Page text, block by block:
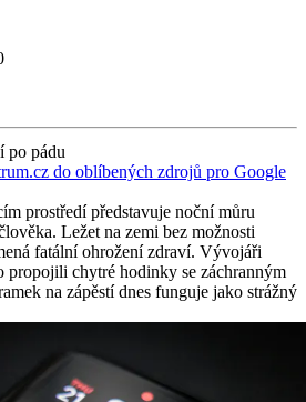
po pádu
do oblíbených zdrojů pro Google
prostředí představuje noční můru
Ležet na zemi bez možnosti
fatální ohrožení zdraví. Vývojáři
propojili chytré hodinky se záchranným
na zápěstí dnes funguje jako strážný